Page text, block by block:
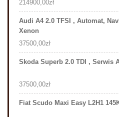
214900,00zł
Audi A4 2.0 TFSI , Automat,
Xenon
37500,00zł
Skoda Superb 2.0 TDI , Serwis
37500,00zł
Fiat Scudo Maxi Easy L2H1